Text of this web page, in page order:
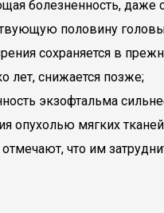
болезненность, даже
половину
сохраняется в
лет, снижается позже;
экзофтальма
опухолью мягких
что им